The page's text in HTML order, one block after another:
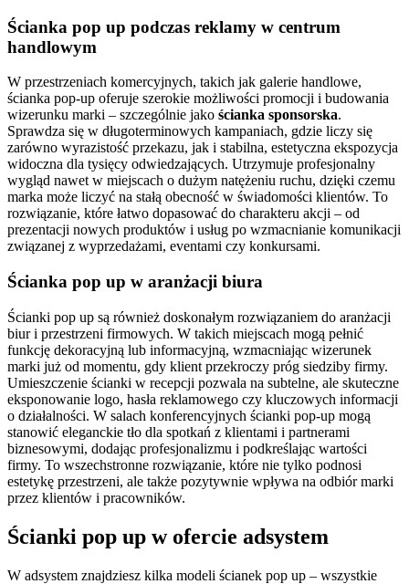
Ścianka pop up podczas reklamy w centrum
handlowym
W przestrzeniach komercyjnych, takich jak galerie handlowe,
ścianka pop-up oferuje szerokie możliwości promocji i budowania
wizerunku marki – szczególnie jako ścianka sponsorska.
Sprawdza się w długoterminowych kampaniach, gdzie liczy się
zarówno wyrazistość przekazu, jak i stabilna, estetyczna ekspozycja
widoczna dla tysięcy odwiedzających. Utrzymuje profesjonalny
wygląd nawet w miejscach o dużym natężeniu ruchu, dzięki czemu
marka może liczyć na stałą obecność w świadomości klientów. To
rozwiązanie, które łatwo dopasować do charakteru akcji – od
prezentacji nowych produktów i usług po wzmacnianie komunikacji
związanej z wyprzedażami, eventami czy konkursami.
Ścianka pop up w aranżacji biura
Ścianki pop up są również doskonałym rozwiązaniem do aranżacji
biur i przestrzeni firmowych. W takich miejscach mogą pełnić
funkcję dekoracyjną lub informacyjną, wzmacniając wizerunek
marki już od momentu, gdy klient przekroczy próg siedziby firmy.
Umieszczenie ścianki w recepcji pozwala na subtelne, ale skuteczne
eksponowanie logo, hasła reklamowego czy kluczowych informacji
o działalności. W salach konferencyjnych ścianki pop-up mogą
stanowić eleganckie tło dla spotkań z klientami i partnerami
biznesowymi, dodając profesjonalizmu i podkreślając wartości
firmy. To wszechstronne rozwiązanie, które nie tylko podnosi
estetykę przestrzeni, ale także pozytywnie wpływa na odbiór marki
przez klientów i pracowników.
Ścianki pop up w ofercie adsystem
W adsystem znajdziesz kilka modeli ścianek pop up – wszystkie